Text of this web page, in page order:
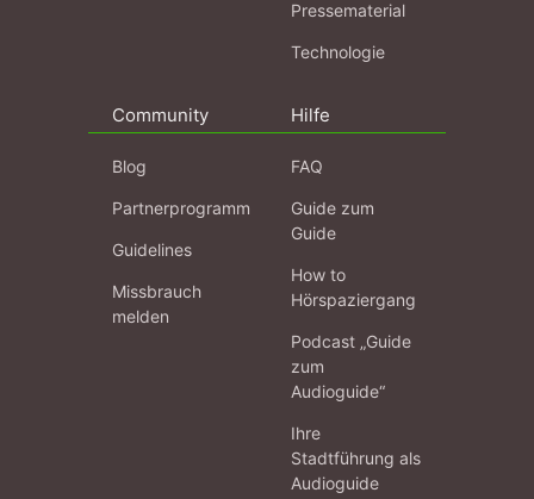
Pressematerial
Technologie
Community
Blog
Partnerprogramm
Guidelines
Missbrauch
melden
Hilfe
FAQ
Guide zum
Guide
How to
Hörspaziergang
Podcast „Guide
zum
Audioguide“
Ihre
Stadtführung als
Audioguide